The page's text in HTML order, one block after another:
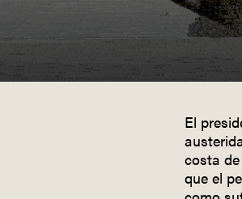
El
costa
que el